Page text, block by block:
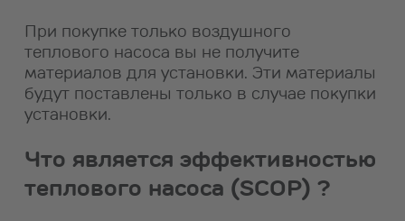
При покупке только воздушного
теплового насоса вы не получите
материалов для установки. Эти материалы
будут поставлены только в случае покупки
установки.
Что является эффективностью
теплового насоса (SCOP) ?